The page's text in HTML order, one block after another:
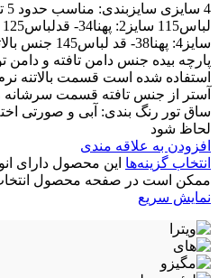
سایز4:
پارچه بیده جنس دامن تافته و دامن
استفاده شده است قسمت بالاتنه
لحاظ شود
افزودن به علاقه مندی
انتخاب گزینه‌ها این محصول دارای
ممکن است در صفحه محصول
نمایش سریع